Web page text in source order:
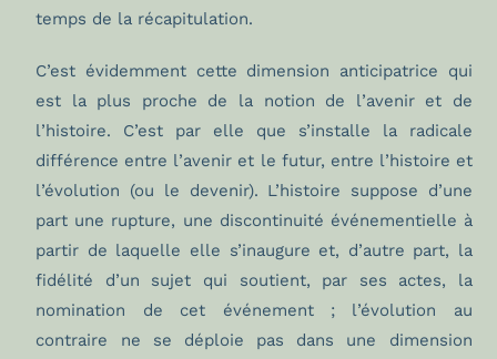
temps de la récapitulation.
C’est évidemment cette dimension anticipatrice qui
est la plus proche de la notion de l’avenir et de
l’histoire. C’est par elle que s’installe la radicale
différence entre l’avenir et le futur, entre l’histoire et
l’évolution (ou le devenir). L’histoire suppose d’une
part une rupture, une discontinuité événementielle à
partir de laquelle elle s’inaugure et, d’autre part, la
fidélité d’un sujet qui soutient, par ses actes, la
nomination de cet événement ; l’évolution au
contraire ne se déploie pas dans une dimension